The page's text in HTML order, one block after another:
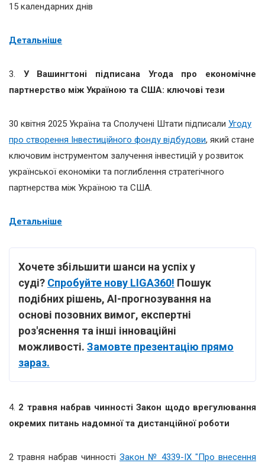
15 календарних днів
Детальніше
3. У Вашингтоні підписана Угода про економічне
партнерство між Україною та США: ключові тези
30 квітня 2025 Україна та Сполучені Штати підписали Угоду
про створення Інвестиційного фонду відбудови, який стане
ключовим інструментом залучення інвестицій у розвиток
української економіки та поглиблення стратегічного
партнерства між Україною та США.
Детальніше
Хочете збільшити шанси на успіх у
суді? Спробуйте нову LIGA360! Пошук
подібних рішень, АІ-прогнозування на
основі позовних вимог, експертні
роз'яснення та інші інноваційні
можливості. Замовте презентацію прямо
зараз.
4. 2 травня набрав чинності Закон щодо врегулювання
окремих питань надомної та дистанційної роботи
2 травня набрав чинності Закон № 4339-IX "Про внесення